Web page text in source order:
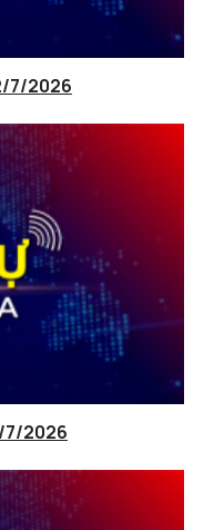
7/2026
7/2026